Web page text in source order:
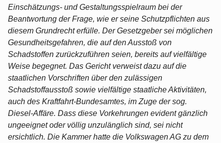
Einschätzungs- und Gestaltungsspielraum bei der
Beantwortung der Frage, wie er seine Schutzpflichten aus
diesem Grundrecht erfülle. Der Gesetzgeber sei möglichen
Gesundheitsgefahren, die auf den Ausstoß von
Schadstoffen zurückzuführen seien, bereits auf vielfältige
Weise begegnet. Das Gericht verweist dazu auf die
staatlichen Vorschriften über den zulässigen
Schadstoffausstoß sowie vielfältige staatliche Aktivitäten,
auch des Kraftfahrt-Bundesamtes, im Zuge der sog.
Diesel-Affäre. Dass diese Vorkehrungen evident gänzlich
ungeeignet oder völlig unzulänglich sind, sei nicht
ersichtlich. Die Kammer hatte die Volkswagen AG zu dem